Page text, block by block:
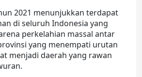
2021 menunjukkan terdapat
di seluruh Indonesia yang
perkelahian massal antar
yang menempati urutan
menjadi daerah yang rawan